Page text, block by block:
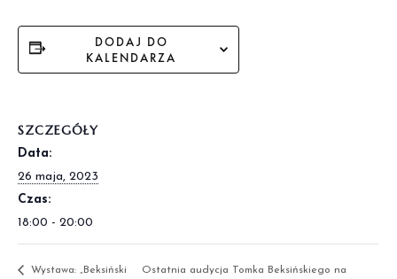
DODAJ DO
KALENDARZA
SZCZEGÓŁY
Data:
26 maja, 2023
Czas:
18:00 - 20:00
Wystawa: „Beksiński
Ostatnia audycja Tomka Beksińskiego na